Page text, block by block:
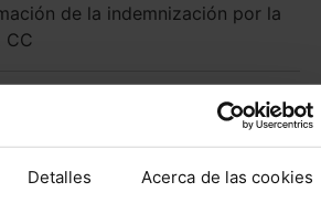
Detalles Acerca de las cookies
de la indemnización por la
CC